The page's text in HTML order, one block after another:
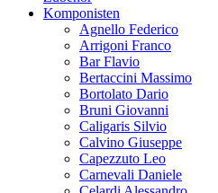
Komponisten
Agnello Federico
Arrigoni Franco
Bar Flavio
Bertaccini Massimo
Bortolato Dario
Bruni Giovanni
Caligaris Silvio
Calvino Giuseppe
Capezzuto Leo
Carnevali Daniele